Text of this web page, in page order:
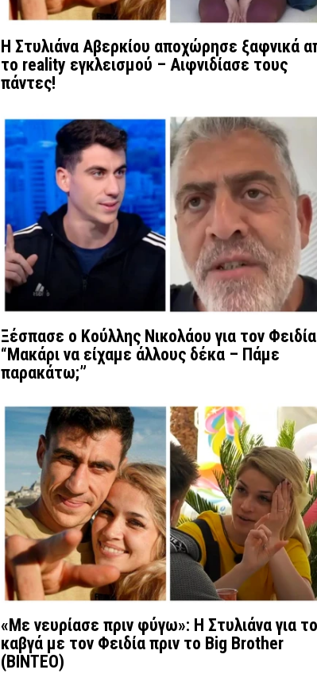
Η Στυλιάνα Αβερκίου αποχώρησε ξαφνικά
το reality εγκλεισμού – Αιφνιδίασε τους
πάντες!
Ξέσπασε ο Κούλλης Νικολάου για τον
“Μακάρι να είχαμε άλλους δέκα – Πάμε
παρακάτω;”
«Με νευρίασε πριν φύγω»: Η Στυλιάνα για
καβγά με τον Φειδία πριν το Big Brother
(BINTEO)